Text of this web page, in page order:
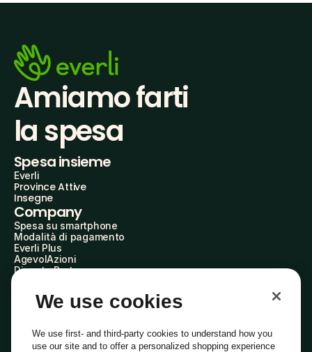
Amiamo farti
la spesa
Spesa insieme
Everli
Province Attive
Insegne
Company
Spesa su smartphone
Modalità di pagamento
Everli Plus
AgevolAzioni
Diventa Partner
Everli Shoppers
About Us
Everli News
Domande frequenti
We use cookies
We use first- and third-party cookies to understand how you
use our site and to offer a personalized shopping experience